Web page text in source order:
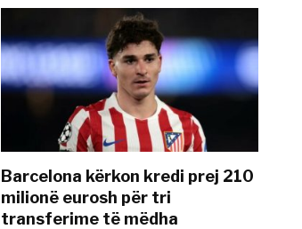
Barcelona kërkon kredi prej 210
milionë eurosh për tri
transferime të mëdha